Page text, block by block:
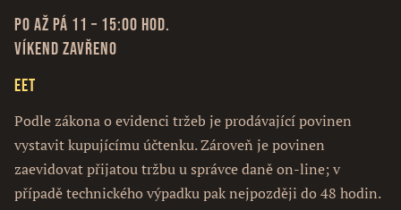
Po až Pá 11 – 15:00 hod.
Víkend zavřeno
EET
Podle zákona o evidenci tržeb je prodávající povinen
vystavit kupujícímu účtenku. Zároveň je povinen
zaevidovat přijatou tržbu u správce daně on-line; v
případě technického výpadku pak nejpozději do 48 hodin.